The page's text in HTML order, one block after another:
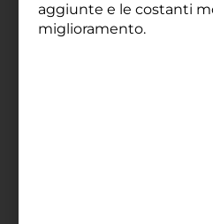
aggiunte e le costanti
miglioramento.